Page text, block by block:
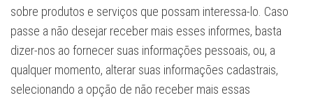
sobre produtos e serviços que possam interessa-lo. Caso
passe a não desejar receber mais esses informes, basta
dizer-nos ao fornecer suas informações pessoais, ou, a
qualquer momento, alterar suas informações cadastrais,
selecionando a opção de não receber mais essas